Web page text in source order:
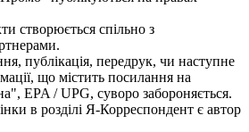
створюється спільно з
публікація, передрук, чи наступне
що містить посилання на
EPA / UPG, суворо забороняється.
в розділі Я-Корреспондент є автор